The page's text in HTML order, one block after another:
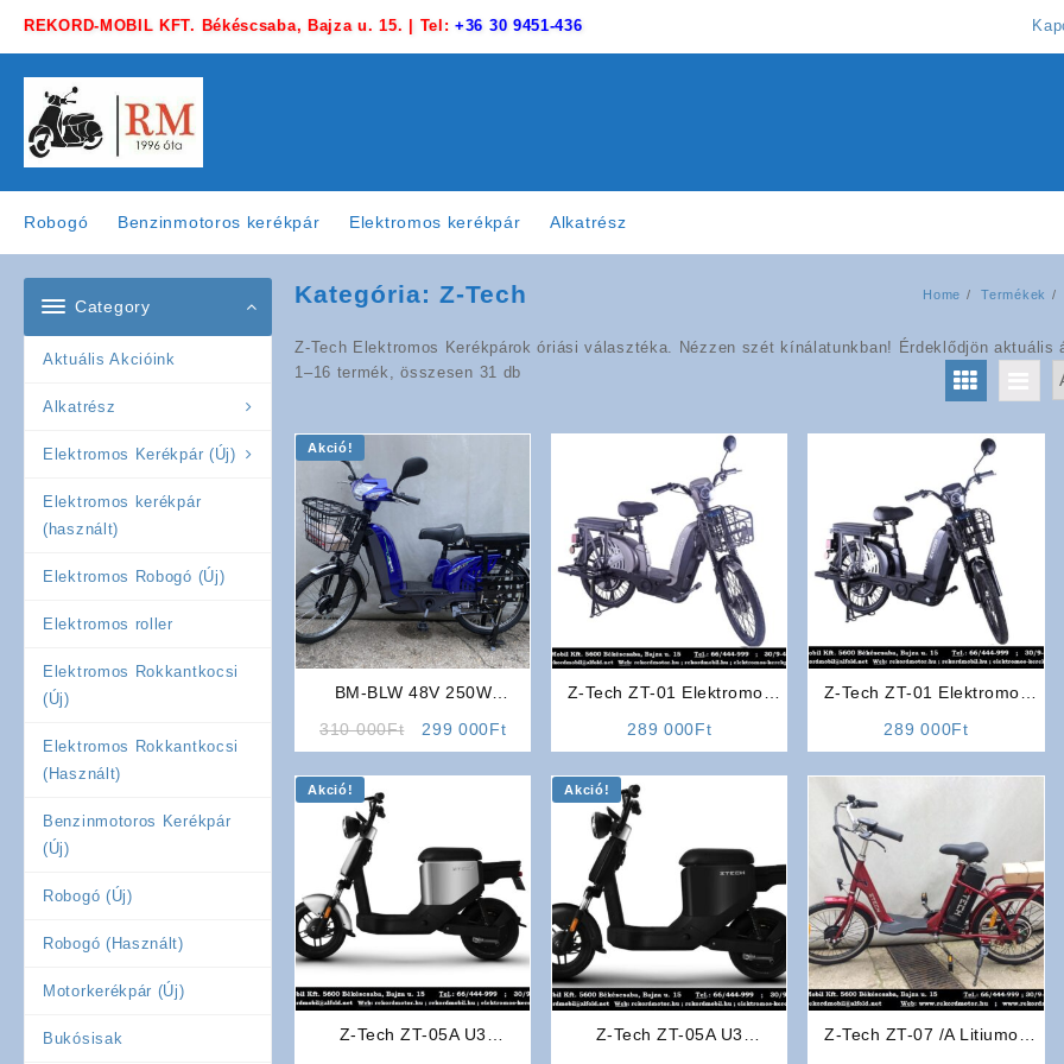
REKORD-MOBIL KFT. Békéscsaba, Bajza u. 15. | Tel:+36 30 9451-436
Robogó Benzinmotoros kerékpár Elektromos kerékpár Alkatrész
Category
Aktuális Akcióink
Alkatrész
Elektromos Kerékpár (Új)
Elektromos kerékpár
(használt)
Elektromos Robogó (Új)
Elektromos roller
Elektromos Rokkantkocsi
(Új)
Elektromos Rokkantkocsi
(Használt)
Benzinmotoros Kerékpár
(Új)
Robogó (Új)
Robogó (Használt)
Motorkerékpár (Új)
Bukósisak
Kategória: Z-Tech Home Termékek
Z-Tech Elektromos Kerékpárok óriási választéka. Nézzen szét kínálatunkban! Érdeklődjön aktuális
1–16 termék, összesen 31 db
Akció!
BM-BLW 48V 250W
310 000Ft
Original
price
was:
299 000FtCurrent
price
is:
Z-Tech ZT-01 Elektromos
289 000Ft
Z-Tech ZT-01 Elektromos
289 000Ft
Akció!
Z-Tech ZT-05A U3
Akció!
Z-Tech ZT-05A U3
Z-Tech ZT-07 /A Litiumos